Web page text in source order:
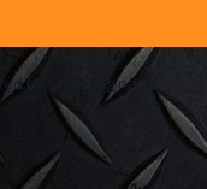
by Shoppagina.nl